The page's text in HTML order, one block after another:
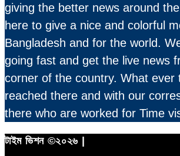
giving the better news around
here to give a nice and colorful
Bangladesh and for the world.
going fast and get the live news
corner of the country. What ever
reached there and with our
there who are worked for Time
টাইম ভিশন ©২০২৬ |